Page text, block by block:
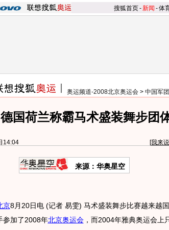
搜狐首页-新闻 -体
奥运频道-2008北京奥运会 > 中国军团
国荷兰称霸马术盛装舞步团
14:04 [我来
来源：华奥星空
京8月20日电 (记者 易雯) 马术盛装舞步比赛越来越
参加了2008年北京奥运会，而2004年雅典奥运会上